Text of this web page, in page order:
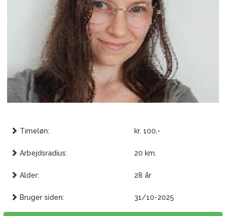
Timeløn: kr. 100,-
Arbejdsradius: 20 km.
Alder: 28 år
Bruger siden: 31/10-2025